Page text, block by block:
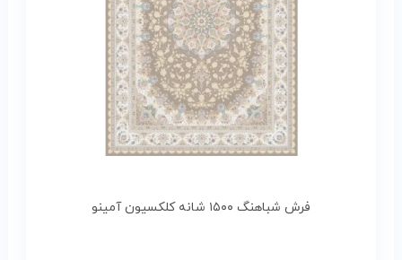
فرش شباهنگ ۱۵۰۰ شانه کلکسیون آمینو